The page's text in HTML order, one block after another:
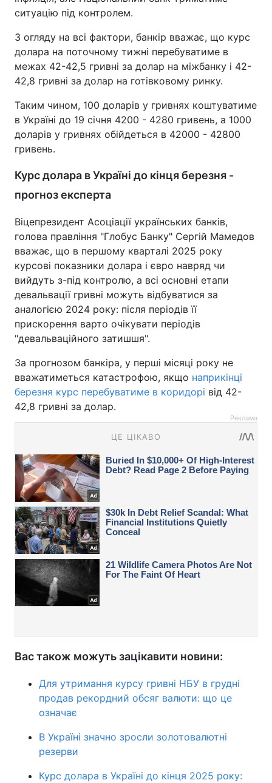
ситуацію під контролем.
З огляду на всі фактори, банкір вважає, що курс
долара на поточному тижні перебуватиме в
межах 42-42,5 гривні за долар на міжбанку і 42-
42,8 гривні за долар на готівковому ринку.
Таким чином, 100 доларів у гривнях коштуватиме
в Україні до 19 січня 4200 - 4280 гривень, а 1000
доларів у гривнях обійдеться в 42000 - 42800
гривень.
Курс долара в Україні до кінця березня -
прогноз експерта
Віцепрезидент Асоціації українських банків,
голова правління "Глобус Банку" Сергій Мамедов
вважає, що в першому кварталі 2025 року
курсові показники долара і євро навряд чи
вийдуть з-під контролю, а всі основні етапи
девальвації гривні можуть відбуватися за
аналогією 2024 року: після періодів її
прискорення варто очікувати періодів
"девальваційного затишшя".
За прогнозом банкіра, у перші місяці року не
вважатиметься катастрофою, якщо наприкінці
березня курс перебуватиме в коридорі від 42-
42,8 гривні за долар.
Реклама
Вас також можуть зацікавити новини:
Для утримання курсу гривні НБУ в грудні
продав рекордний обсяг валюти: що це
означає
В Україні значно зросли золотовалютні
резерви
Курс долара в Україні до кінця 2025 року: